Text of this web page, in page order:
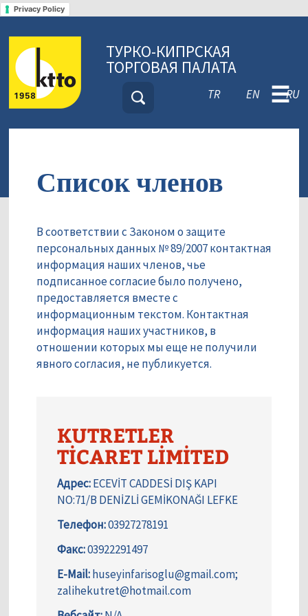
Privacy Policy
ТУРКО-КИПРСКАЯ
ТОРГОВАЯ ПАЛАТА
TR EN RU
☰
Список членов
В соответствии с Законом о защите
персональных данных № 89/2007 контактная
информация наших членов, чье
подписанное согласие было получено,
предоставляется вместе с
информационным текстом. Контактная
информация наших участников, в
отношении которых мы еще не получили
явного согласия, не публикуется.
KUTRETLER
TİCARET LİMİTED
Адрес:ECEVİT CADDESİ DIŞ KAPI
NO:71/B DENİZLİ GEMİKONAĞI LEFKE
Телефон:03927278191
Факс:03922291497
E-Mail:huseyinfarisoglu@gmail.com;
zalihekutret@hotmail.com